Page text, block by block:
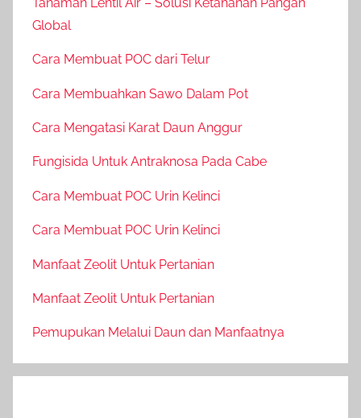
Global
Cara Membuat POC dari Telur
Cara Membuahkan Sawo Dalam Pot
Cara Mengatasi Karat Daun Anggur
Fungisida Untuk Antraknosa Pada Cabe
Cara Membuat POC Urin Kelinci
Cara Membuat POC Urin Kelinci
Manfaat Zeolit Untuk Pertanian
Manfaat Zeolit Untuk Pertanian
Pemupukan Melalui Daun dan Manfaatnya